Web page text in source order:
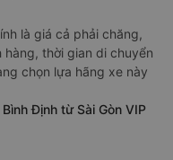
là giá cả phải chăng,
thời gian di chuyển
chọn lựa hãng xe này
Định từ Sài Gòn VIP